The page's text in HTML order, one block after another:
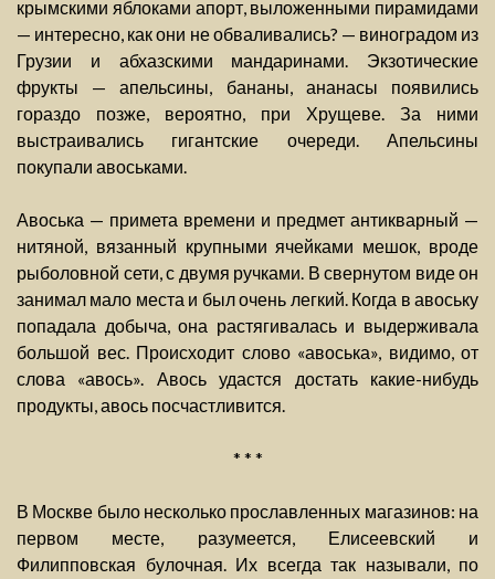
крымскими яблоками апорт, выложенными пирамидами
— интересно, как они не обваливались? — виноградом из
Грузии и абхазскими мандаринами. Экзотические
фрукты — апельсины, бананы, ананасы появились
гораздо позже, вероятно, при Хрущеве. За ними
выстраивались гигантские очереди. Апельсины
покупали авоськами.
Авоська — примета времени и предмет антикварный —
нитяной, вязанный крупными ячейками мешок, вроде
рыболовной сети, с двумя ручками. В свернутом виде он
занимал мало места и был очень легкий. Когда в авоську
попадала добыча, она растягивалась и выдерживала
большой вес. Происходит слово «авоська», видимо, от
слова «авось». Авось удастся достать какие-нибудь
продукты, авось посчастливится.
* * *
В Москве было несколько прославленных магазинов: на
первом месте, разумеется, Елисеевский и
Филипповская булочная. Их всегда так называли, по